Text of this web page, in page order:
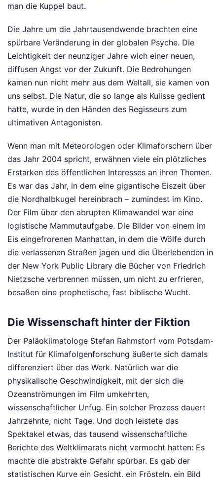
man die Kuppel baut.
Die Jahre um die Jahrtausendwende brachten eine
spürbare Veränderung in der globalen Psyche. Die
Leichtigkeit der neunziger Jahre wich einer neuen,
diffusen Angst vor der Zukunft. Die Bedrohungen
kamen nun nicht mehr aus dem Weltall, sie kamen von
uns selbst. Die Natur, die so lange als Kulisse gedient
hatte, wurde in den Händen des Regisseurs zum
ultimativen Antagonisten.
Wenn man mit Meteorologen oder Klimaforschern über
das Jahr 2004 spricht, erwähnen viele ein plötzliches
Erstarken des öffentlichen Interesses an ihren Themen.
Es war das Jahr, in dem eine gigantische Eiszeit über
die Nordhalbkugel hereinbrach – zumindest im Kino.
Der Film über den abrupten Klimawandel war eine
logistische Mammutaufgabe. Die Bilder von einem im
Eis eingefrorenen Manhattan, in dem die Wölfe durch
die verlassenen Straßen jagen und die Überlebenden in
der New York Public Library die Bücher von Friedrich
Nietzsche verbrennen müssen, um nicht zu erfrieren,
besaßen eine prophetische, fast biblische Wucht.
Die Wissenschaft hinter der Fiktion
Der Paläoklimatologe Stefan Rahmstorf vom Potsdam-
Institut für Klimafolgenforschung äußerte sich damals
differenziert über das Werk. Natürlich war die
physikalische Geschwindigkeit, mit der sich die
Ozeanströmungen im Film umkehrten,
wissenschaftlicher Unfug. Ein solcher Prozess dauert
Jahrzehnte, nicht Tage. Und doch leistete das
Spektakel etwas, das tausend wissenschaftliche
Berichte des Weltklimarats nicht vermocht hatten: Es
machte die abstrakte Gefahr spürbar. Es gab der
statistischen Kurve ein Gesicht, ein Frösteln, ein Bild